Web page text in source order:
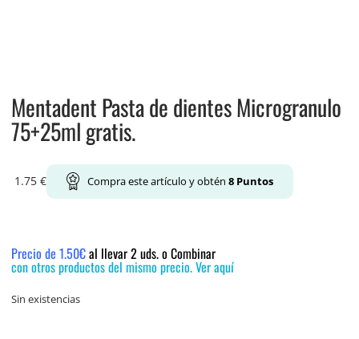
Mentadent Pasta de dientes Microgranulo
75+25ml gratis.
1.75 € Compra este artículo y obtén 8Puntos
Precio de 1.50€al llevar 2 uds. o Combinar
con otros productos del mismo precio. Ver aquí
Sin existencias